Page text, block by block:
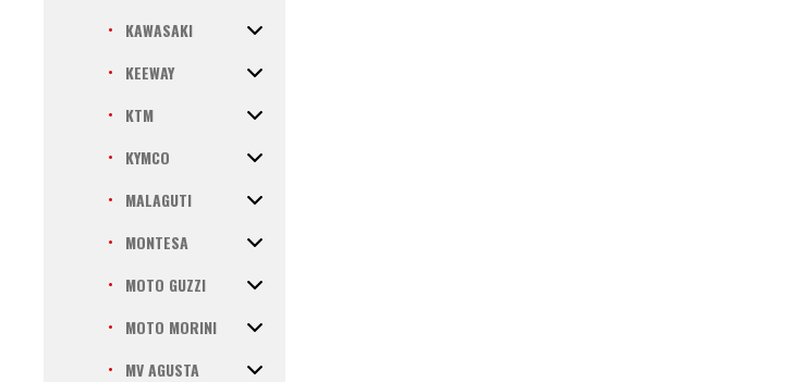
KAWASAKI
KEEWAY
KTM
KYMCO
MALAGUTI
MONTESA
MOTO GUZZI
MOTO MORINI
MV AGUSTA